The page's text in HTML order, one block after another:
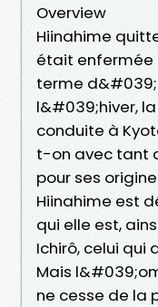
Overview
Hiinahime
était enfermée
terme
l&#039;hiver,
conduite à
t-on avec tant
pour ses
Hiinahime est
qui elle est,
Ichirô, celui qui
Mais
ne cesse de la